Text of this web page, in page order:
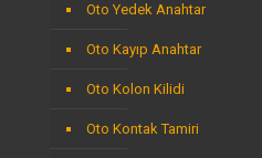
Oto Yedek Anahtar
Oto Kayıp Anahtar
Oto Kolon Kilidi
Oto Kontak Tamiri